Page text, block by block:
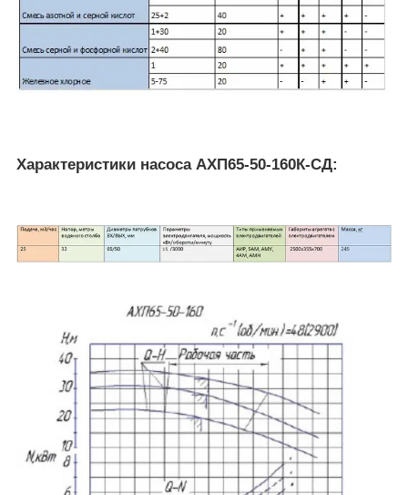
Характеристики насоса АХП65-50-160К-СД: